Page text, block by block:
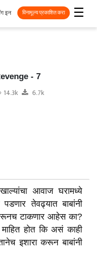
☰
इन विनामूल्य प्रकाशित करा
- 7
14.3k 6.7k
आवाज घरामध्ये
तेवढ्यात बाबांनी
टाकणार आहेस का?
होत कि असं काही
इशारा करून बाबांनी